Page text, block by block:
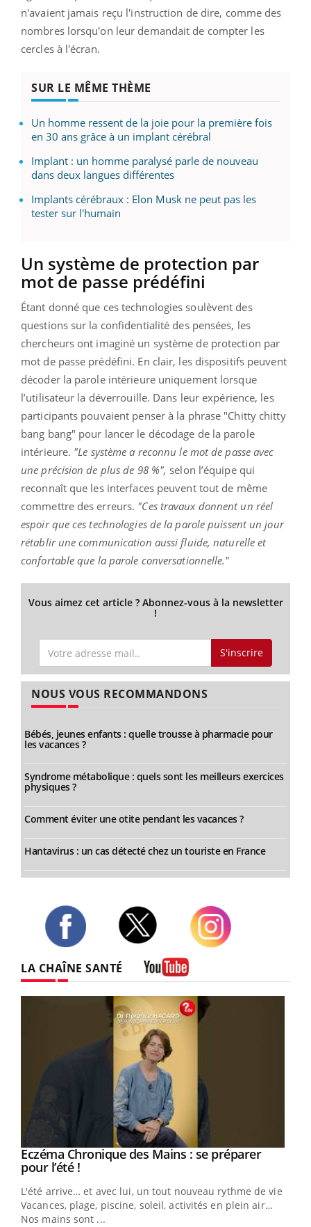
n'avaient jamais reçu l'instruction de dire, comme des
nombres lorsqu'on leur demandait de compter les
cercles à l'écran.
SUR LE MÊME THÈME
Un homme ressent de la joie pour la première fois
en 30 ans grâce à un implant cérébral
Implant : un homme paralysé parle de nouveau
dans deux langues différentes
Implants cérébraux : Elon Musk ne peut pas les
tester sur l'humain
Un système de protection par
mot de passe prédéfini
Étant donné que ces technologies soulèvent des
questions sur la confidentialité des pensées, les
chercheurs ont imaginé un système de protection par
mot de passe prédéfini. En clair, les dispositifs peuvent
décoder la parole intérieure uniquement lorsque
l’utilisateur la déverrouille. Dans leur expérience, les
participants pouvaient penser à la phrase "Chitty chitty
bang bang" pour lancer le décodage de la parole
intérieure. "Le système a reconnu le mot de passe avec
une précision de plus de 98 %", selon l’équipe qui
reconnaît que les interfaces peuvent tout de même
commettre des erreurs. "Ces travaux donnent un réel
espoir que ces technologies de la parole puissent un jour
rétablir une communication aussi fluide, naturelle et
confortable que la parole conversationnelle."
Vous aimez cet article ? Abonnez-vous à la newsletter
!
S'inscrire
NOUS VOUS RECOMMANDONS
Bébés, jeunes enfants : quelle trousse à pharmacie pour
les vacances ?
Syndrome métabolique : quels sont les meilleurs exercices
physiques ?
Comment éviter une otite pendant les vacances ?
Hantavirus : un cas détecté chez un touriste en France
LA CHAÎNE SANTÉ
Youtube
Eczéma Chronique des Mains : se préparer
pour l’été !Youtube
L'été arrive… et avec lui, un tout nouveau rythme de vie !
Vacances, plage, piscine, soleil, activités en plein air…
Nos mains sont ...